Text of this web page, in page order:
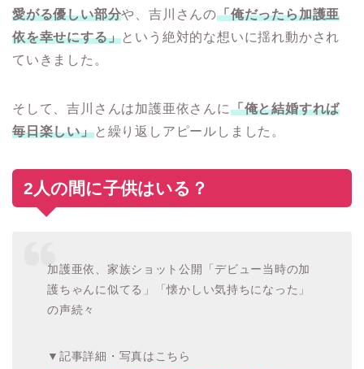
愛がる優しい部分や、吉川さんの「俺だったら加護亜
依を幸せにする」という絶対的な想いに揺れ動かされ
ていきました。
そして、吉川さんは加護亜依さんに「俺と結婚すれば
毎日楽しい」と繰り返しアピールしました。
2人の間に子供はいる？
加護亜依、家族ショット公開「デビュー当時の加
護ちゃんに似てる」「懐かしい気持ちになった」
の声続々
▼記事詳細・写真はこちら